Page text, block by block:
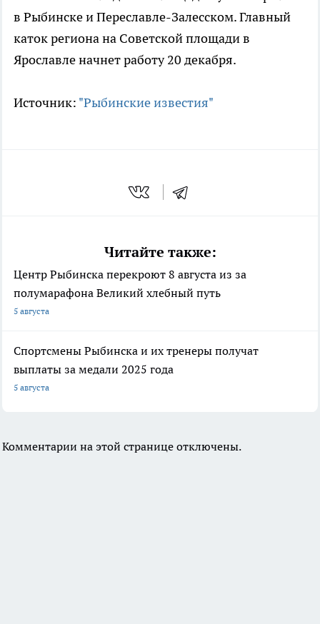
в Рыбинске и Переславле-Залесском. Главный
каток региона на Советской площади в
Ярославле начнет работу 20 декабря.
Источник: "Рыбинские известия"
Читайте также:
Центр Рыбинска перекроют 8 августа из за
полумарафона Великий хлебный путь
5 августа
Спортсмены Рыбинска и их тренеры получат
выплаты за медали 2025 года
5 августа
Комментарии на этой странице отключены.